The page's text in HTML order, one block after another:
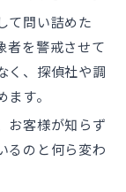
て問い詰めた
者を警戒させて
く、探偵社や調
す。
お客様が知らず
るのと何ら変わ